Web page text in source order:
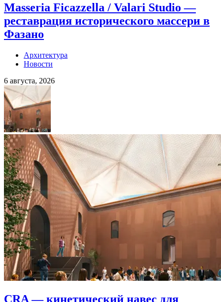
Masseria Ficazzella / Valari Studio —
реставрация исторического массери в
Фазано
Архитектура
Новости
6 августа, 2026
CRA — кинетический навес для